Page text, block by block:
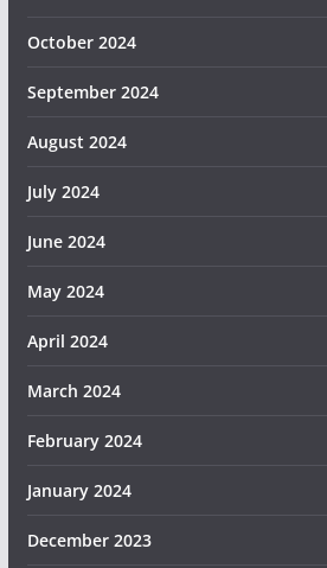
October 2024
September 2024
August 2024
July 2024
June 2024
May 2024
April 2024
March 2024
February 2024
January 2024
December 2023